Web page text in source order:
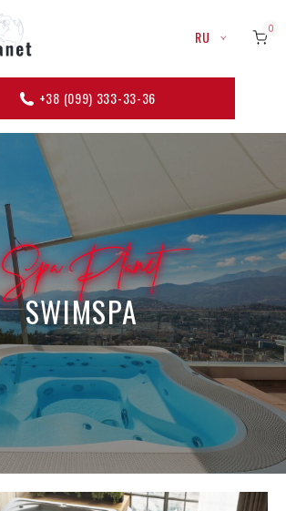
+38 (099) 333-33-36
RU 0
Spa Planet
SWIMSPA